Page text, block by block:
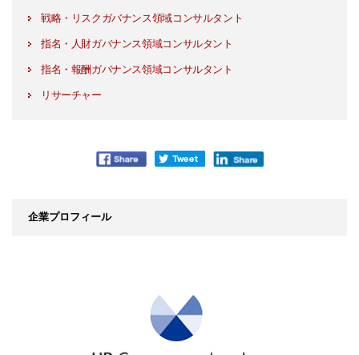
戦略・リスクガバナンス領域コンサルタント
指名・人財ガバナンス領域コンサルタント
指名・報酬ガバナンス領域コンサルタント
リサーチャー
企業プロフィール